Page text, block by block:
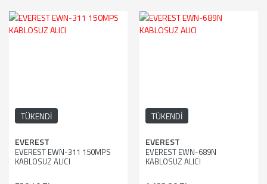
TÜKENDİ
EVEREST
EVEREST EWN-311 150MPS
KABLOSUZ ALICI
TÜKENDİ
EVEREST
EVEREST EWN-689N
KABLOSUZ ALICI